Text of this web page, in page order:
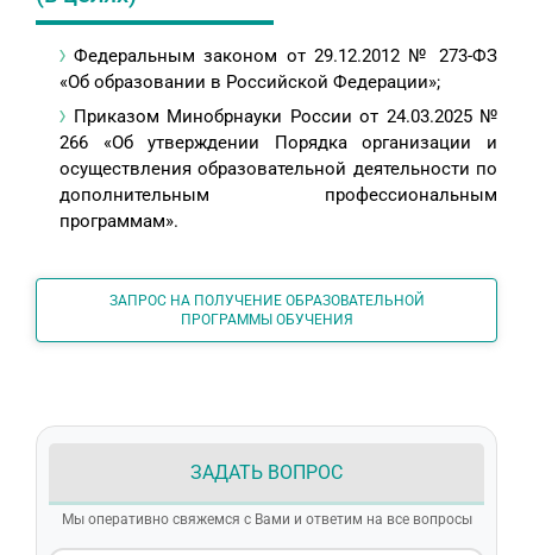
Федеральным законом от 29.12.2012 № 273-ФЗ
«Об образовании в Российской Федерации»;
Приказом Минобрнауки России от 24.03.2025 №
266 «Об утверждении Порядка организации и
осуществления образовательной деятельности по
дополнительным профессиональным
программам».
ЗАПРОС НА ПОЛУЧЕНИЕ ОБРАЗОВАТЕЛЬНОЙ
ПРОГРАММЫ ОБУЧЕНИЯ
ЗАДАТЬ ВОПРОС
Мы оперативно свяжемся с Вами и ответим на все вопросы